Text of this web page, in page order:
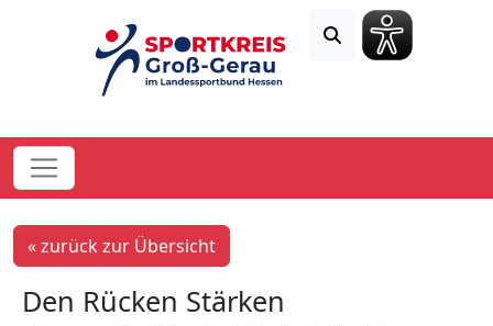
« zurück zur Übersicht
Den Rücken Stärken